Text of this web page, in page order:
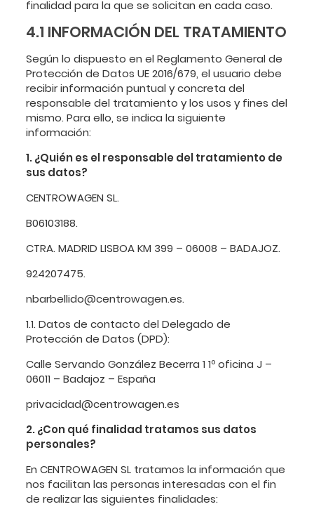
finalidad para la que se solicitan en cada caso.
4.1 INFORMACIÓN DEL TRATAMIENTO
Según lo dispuesto en el Reglamento General de
Protección de Datos UE 2016/679, el usuario debe
recibir información puntual y concreta del
responsable del tratamiento y los usos y fines del
mismo. Para ello, se indica la siguiente
información:
1. ¿Quién es el responsable del tratamiento de
sus datos?
CENTROWAGEN SL.
B06103188.
CTRA. MADRID LISBOA KM 399 – 06008 – BADAJOZ.
924207475.
nbarbellido@centrowagen.es.
1.1. Datos de contacto del Delegado de
Protección de Datos (DPD):
Calle Servando González Becerra 1 1º oficina J –
06011 – Badajoz – España
privacidad@centrowagen.es
2. ¿Con qué finalidad tratamos sus datos
personales?
En CENTROWAGEN SL tratamos la información que
nos facilitan las personas interesadas con el fin
de realizar las siguientes finalidades: